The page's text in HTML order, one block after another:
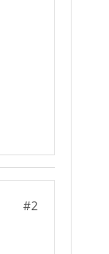
#2